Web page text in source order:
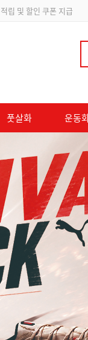
풋살화 운동